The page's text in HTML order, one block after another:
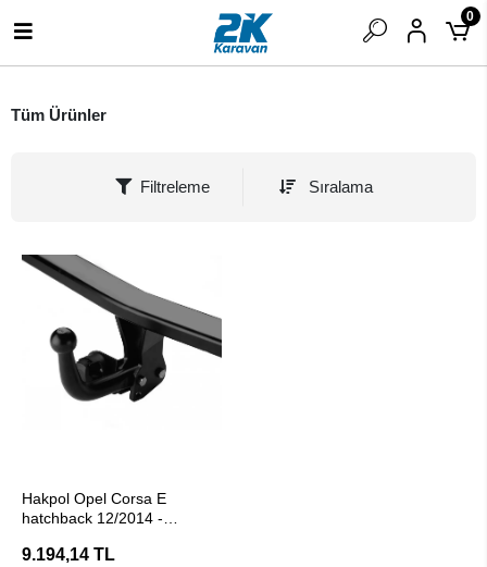
0
Tüm Ürünler
Filtreleme Sıralama
Hakpol Opel Corsa E
hatchback 12/2014 -
Belgeli)
9.194,14 TL